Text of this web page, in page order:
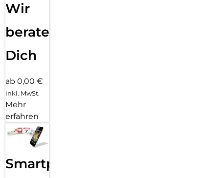
Wir
beraten
Dich
ab 0,00 €
inkl. MwSt.
Mehr
erfahren
Smartphone